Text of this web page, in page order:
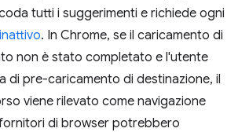
tutti i suggerimenti e richiede ogni
inattivo. In Chrome, se il caricamento di
non è stato completato e l'utente
di pre-caricamento di destinazione, il
viene rilevato come navigazione
di browser potrebbero